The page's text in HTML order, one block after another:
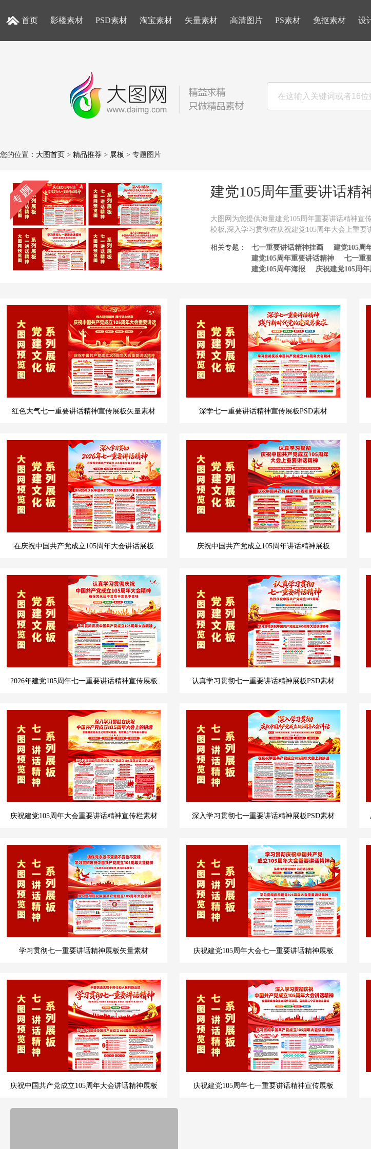
首页 影楼素材 PSD素材 淘宝素材 矢量素材 高清图片 PS素材 免抠素材 设
您的位置： 大图首页 > 精品推荐 > 展板 > 专题图片
建党105周年重要讲话精
大图网为您提供海量建党105周年重要讲话精神宣
模板,深入学习贯彻在庆祝建党105周年大会上重要
相关专题： 七一重要讲话精神挂画 建党105周
建党105周年重要讲话精神
七一重
建党105周年海报
庆祝建党105周年
红色大气七一重要讲话精神宣传展板矢量素材 深学七一重要讲话精神宣传展板PSD素材
在庆祝中国共产党成立105周年大会讲话展板 庆祝中国共产党成立105周年讲话精神展板
2026年建党105周年七一重要讲话精神宣传展板 认真学习贯彻七一重要讲话精神展板PSD素材
庆祝建党105周年大会重要讲话精神宣传栏素材 深入学习贯彻七一重要讲话精神展板PSD素材
学习贯彻七一重要讲话精神展板矢量素材 庆祝建党105周年大会七一重要讲话精神展板
庆祝中国共产党成立105周年大会讲话精神展板 庆祝建党105周年七一重要讲话精神宣传展板